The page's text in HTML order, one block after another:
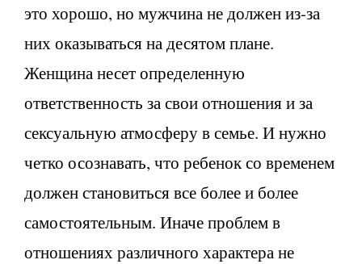
это хорошо, но мужчина не должен из-за
них оказываться на десятом плане.
Женщина несет определенную
ответственность за свои отношения и за
сексуальную атмосферу в семье. И нужно
четко осознавать, что ребенок со временем
должен становиться все более и более
самостоятельным. Иначе проблем в
отношениях различного характера не